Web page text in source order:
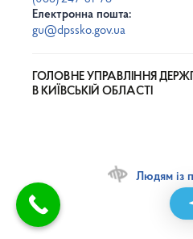
Електронна пошта:
gu@dpssko.gov.ua
ГОЛОВНЕ УПРАВЛІННЯ
В КИЇВСЬКІЙ ОБЛАСТІ
Людям із